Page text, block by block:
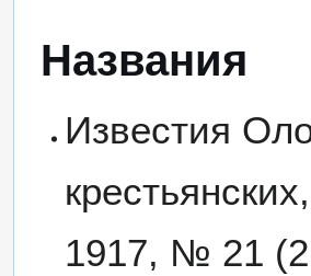
Названия
Известия
1917, № 21